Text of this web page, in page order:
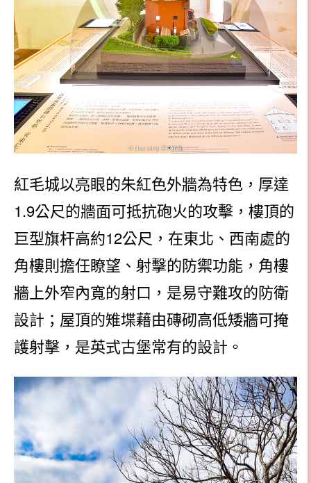
紅毛城以亮眼的朱紅色外牆為特色，厚達
1.9公尺的牆面可抵抗砲火的攻擊，樓頂的
巨型旗杆高約12公尺，在東北、西南處的
角樓則擔任瞭望、射擊的防禦功能，角樓
牆上外窄內寬的射口，是易守難攻的防衛
設計；屋頂的雉堞藉由磚砌高低矮牆可掩
護射擊，是英式古堡常有的設計。